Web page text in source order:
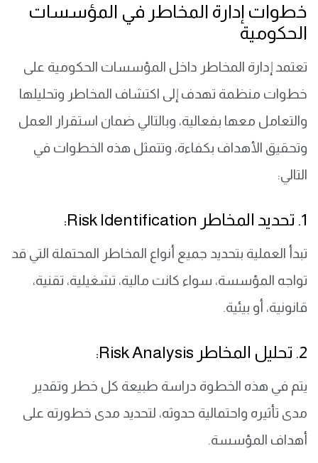
خطوات إدارة المخاطر في المؤسسات
الحكومية
تعتمد إدارة المخاطر داخل المؤسسات الحكومية على
خطوات منظمة تهدف إلى اكتشاف المخاطر وتحليلها
والتعامل معها بفعالية، وبالتالي ضمان استقرار العمل
وتحقيق الأهداف بكفاءة، وتتمثل هذه الخطوات في
التالي:
1. تحديد المخاطر Risk Identification:
تبدأ العملية بتحديد جميع أنواع المخاطر المحتملة التي قد
تواجه المؤسسة، سواء كانت مالية، تشغيلية، تقنية،
قانونية، أو بيئية.
2. تحليل المخاطر Risk Analysis:
يتم في هذه الخطوة دراسة طبيعة كل خطر وتقدير
مدى تأثيره واحتمالية حدوثه، لتحديد مدى خطورته على
أهداف المؤسسة.